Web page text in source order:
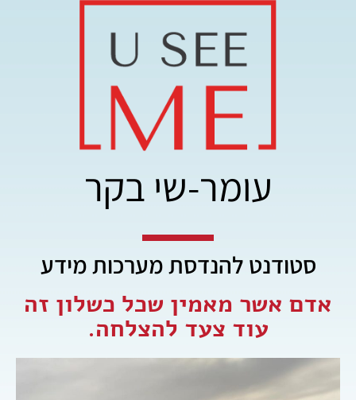
עומר-שי בקר
סטודנט להנדסת מערכות מידע
אדם אשר מאמין שכל כשלון זה
עוד צעד להצלחה.